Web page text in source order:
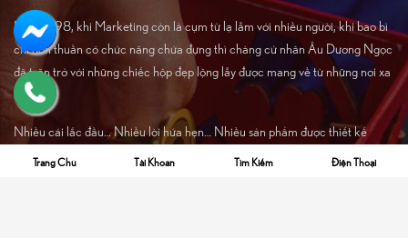
Năm 1998, khi Marketing còn là cụm từ lạ lẫm với nhiều người, khi bao bì
chỉ đơn thuần có chức năng chứa đựng thì chàng cử nhân Âu Dương Ngọc
đã trăn trở với những chiếc hộp đẹp lộng lẫy được mang về từ những nơi xa
lạ.
Nhiều cái lắc đầu… Nhiều lời hứa hẹn… Nhiều sản phẩm được thiết kế
công phu bị rơi vào quên lãng… .
Trang Chủ Tài Khoản Tìm Kiếm Điện Thoại